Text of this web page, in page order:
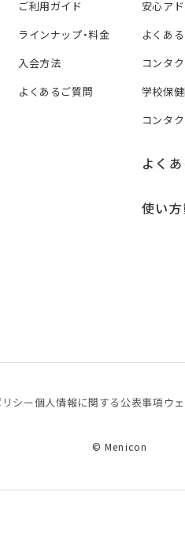
ご利用ガイド
ラインナップ・料金
入会方法
よくあるご質問
安心ア
よくあ
コンタ
学校保
コンタ
よく
使い
シー個⼈情報に関する公表事項 ウ
© Menicon